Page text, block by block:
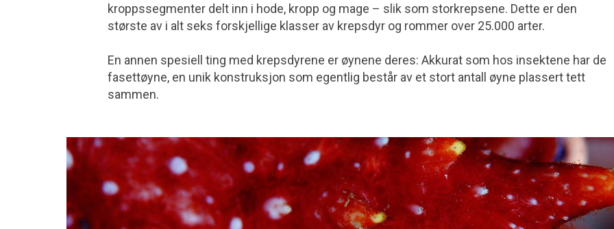
kroppssegmenter delt inn i hode, kropp og mage – slik som storkrepsene. Dette er den
største av i alt seks forskjellige klasser av krepsdyr og rommer over 25.000 arter.
En annen spesiell ting med krepsdyrene er øynene deres: Akkurat som hos insektene har de
fasettøyne, en unik konstruksjon som egentlig består av et stort antall øyne plassert tett
sammen.